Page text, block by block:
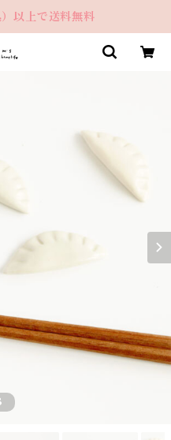
以上で送料無料